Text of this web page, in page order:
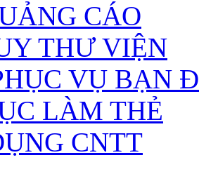
CÁO
THƯ VIỆN
VỤ BẠN
LÀM THẺ
CNTT